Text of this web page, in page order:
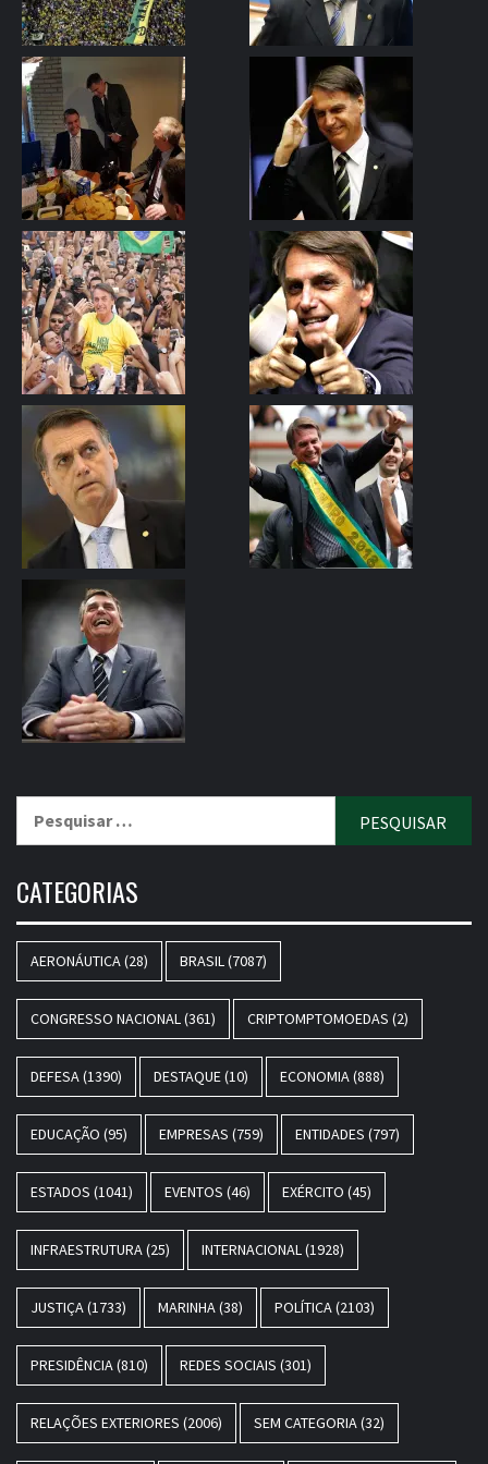
por:
CATEGORIAS
AERONÁUTICA(28) BRASIL(7087)
CONGRESSO NACIONAL(361) CRIPTOMPTOMOEDAS (2)
DEFESA(1390) DESTAQUE(10) ECONOMIA(888)
EDUCAÇÃO (95) EMPRESAS (759) ENTIDADES (797)
ESTADOS (1041) EVENTOS (46) EXÉRCITO (45)
INFRAESTRUTURA(25) INTERNACIONAL(1928)
JUSTIÇA(1733) MARINHA(38) POLÍTICA(2103)
PRESIDÊNCIA(810) REDES SOCIAIS (301)
RELAÇÕES EXTERIORES (2006) SEM CATEGORIA(32)